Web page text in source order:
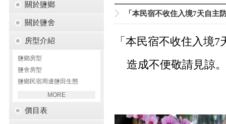
關於鹽鄉
關於鹽舍
房型介紹
鹽鄉房型
鹽舍房型
鹽鄉民宿周邊鹽田生態
MORE
價目表
「本民宿不收住入境7天自主
「本民宿不收住入境
造成不便敬請見諒。